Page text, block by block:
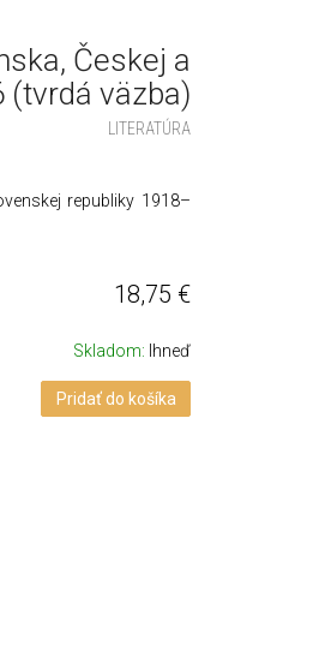
Českej a
(tvrdá väzba)
LITERATÚRA
republiky 1918–
18,75 €
Skladom: Ihneď
Pridať do košíka